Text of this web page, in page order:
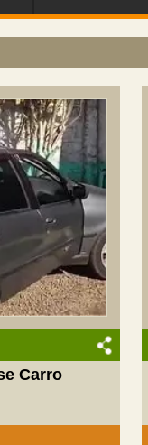
Carro